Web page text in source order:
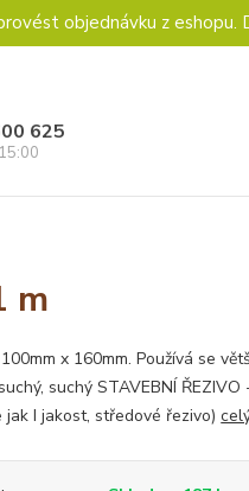
objednávku z eshopu.
625
m
x 160mm. Používá se
suchý STAVEBNÍ
jak I jakost, středové řezivo)